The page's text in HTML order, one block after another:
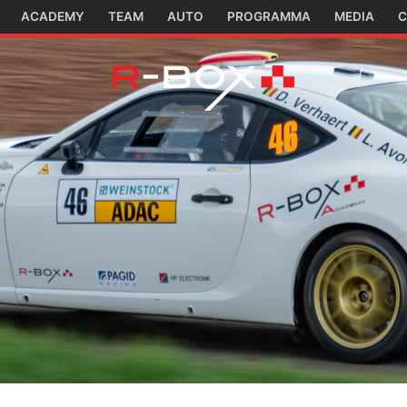
ACADEMY TEAM AUTO PROGRAMMA MEDIA